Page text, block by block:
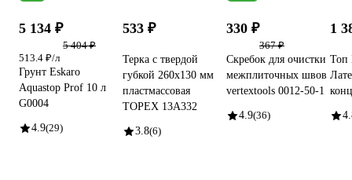
5 134 ₽
5 404 ₽
513.4 ₽/л
Грунт Eskaro
Aquastop Prof 10 л
G0004
4.9(29)
533 ₽
Терка с твердой
губкой 260x130 мм
пластмассовая
TOPEX 13A332
3.8(6)
330 ₽
367 ₽
Скребок для очистки
межплиточных швов
vertextools 0012-50-1
4.9(36)
1
Топ